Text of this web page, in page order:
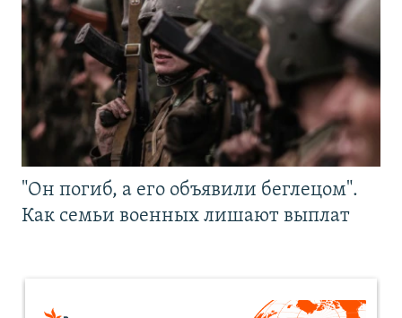
"Он погиб, а его объявили беглецом".
Как семьи военных лишают выплат